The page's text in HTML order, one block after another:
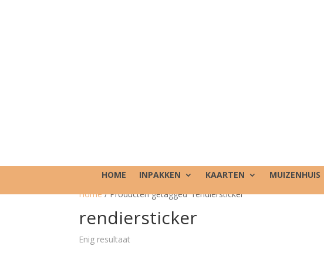
HOME INPAKKEN KAARTEN MUIZENHUIS
Home/ Producten getagged “rendiersticker”
rendiersticker
Enig resultaat